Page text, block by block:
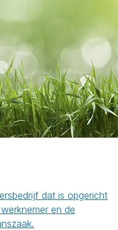
dat is opgericht
en de